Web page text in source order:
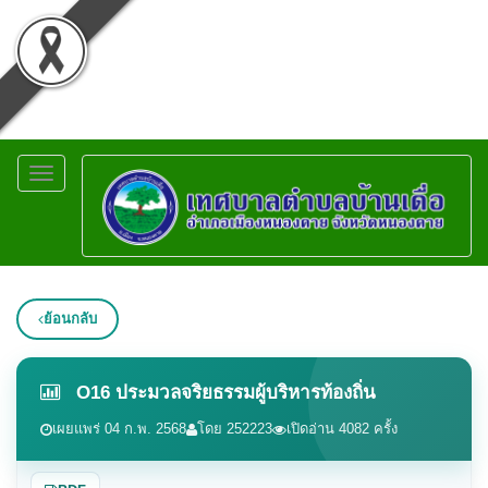
Toggle
navigation
ย้อนกลับ
O16 ประมวลจริยธรรมผู้บริหารท้องถิ่น
เผยแพร่ 04 ก.พ. 2568 โดย 252223 เปิดอ่าน 4082 ครั้ง